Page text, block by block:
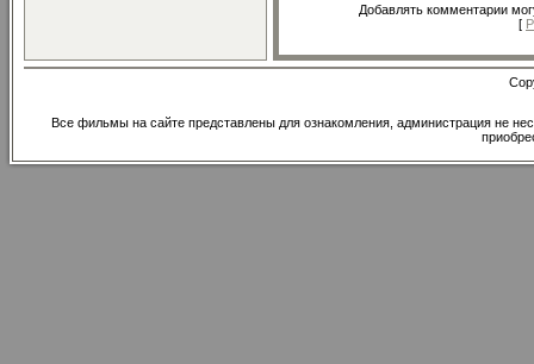
Добавлять комментарии
[
Все фильмы на сайте представлены для ознакомления, администрация не